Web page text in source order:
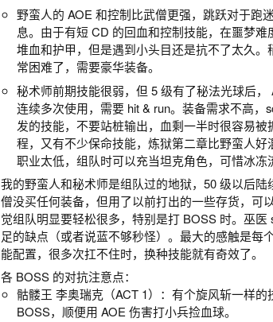
野蛮人的 AOE 和控制比武僧更强，跳跃对于跑
息。由于有短 CD 的回血和控制技能，在噩梦
堆血和护甲，但是遇到小头目还是抗不了太久
常困难了，需要豪华装备。
秘术师前期技能很弱，但 5 级有了秘法光球后
连续多次使用，需要 hit & run。装备需求不高
发的技能，不要站桩输出，血剩一半时很容易
程，又有不少保命技能，炼狱第二章比野蛮人
职业太低，组队时可以充当坦克角色，可惜冰冻
我的野蛮人和秘术师是组队过的地狱，50 级以后
僧没买任何装备，但用了以前打出的一些存货，可
觉组队明显要轻松很多，特别是打 BOSS 时。巫
足的缺点（或者说蓝不够秒怪）。最大的感触是
能配置，很多次扛不住时，换种技能就有奇效了。
各 BOSS 的对抗注意点：
骷髅王 李奥瑞克（ACT 1）：有个旋风斩一样
BOSS，顺便用 AOE 伤害打小兵捡血球。